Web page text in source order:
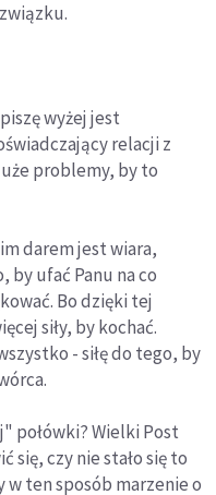
wyżej jest
relacji z
problemy, by to
darem jest wiara,
by ufać Panu na co
Bo dzięki tej
siły, by kochać.
- siłę do tego, by
połówki? Wielki Post
się, czy nie stało się to
w ten sposób marzenie o